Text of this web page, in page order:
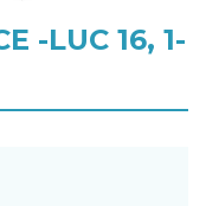
-LUC 16, 1-